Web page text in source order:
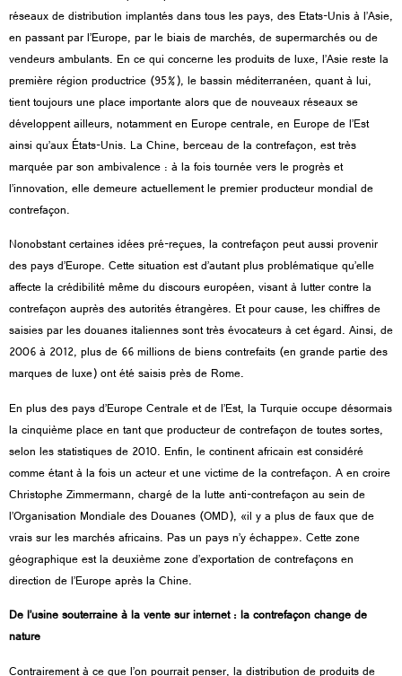
réseaux de distribution implantés dans tous les pays, des Etats-Unis à l’Asie,
en passant par l’Europe, par le biais de marchés, de supermarchés ou de
vendeurs ambulants. En ce qui concerne les produits de luxe, l’Asie reste la
première région productrice (95%), le bassin méditerranéen,quant à lui,
tient toujours une place importante alors que de nouveaux réseaux se
développent ailleurs, notamment en Europe centrale, en Europe de l’Est
ainsi qu’aux États-Unis. La Chine, berceau de la contrefaçon, est très
marquée par son ambivalence : à la fois tournée vers le progrès et
l’innovation, elle demeure actuellement le premier producteur mondial de
contrefaçon.
Nonobstant certaines idées pré-reçues, la contrefaçon peut aussi provenir
des pays d’Europe. Cette situation est d’autant plus problématique qu’elle
affecte la crédibilité même du discours européen, visant à lutter contre la
contrefaçon auprès des autorités étrangères. Et pour cause, les chiffres de
saisies par les douanes italiennes sont très évocateurs à cet égard. Ainsi, de
2006 à 2012, plus de 66 millions de biens contrefaits (en grande partie des
marques de luxe) ont été saisis près de Rome.
En plus des pays d’Europe Centrale et de l’Est, la Turquie occupe désormais
la cinquième place en tant que producteur de contrefaçon de toutes sortes,
selon les statistiques de 2010. Enfin, le continent africain est considéré
comme étant à la fois un acteur et une victime de la contrefaçon. A en croire
Christophe Zimmermann, chargé de la lutte anti-contrefaçon au sein de
l’Organisation Mondiale des Douanes (OMD), «il y a plus de faux que de
vrais sur les marchés africains. Pas un pays n’y échappe». Cette zone
géographique est la deuxième zone d’exportation de contrefaçons en
direction de l’Europe après la Chine.
De l’usine souterraine à la vente sur internet : la contrefaçon change de
nature